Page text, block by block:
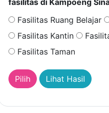
fasilitas di Kampoeng
Fasilitas Ruang Belajar
Fasilitas Kantin
Fasilitas Taman
Lihat Hasil